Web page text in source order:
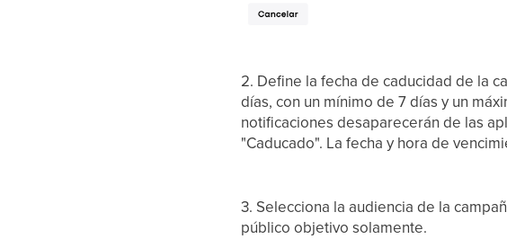
2. Define la fecha de caducidad de la
días, con un mínimo de 7 días y un
notificaciones desaparecerán de las
"Caducado". La fecha y hora de
3. Selecciona la audiencia de la
público objetivo solamente.